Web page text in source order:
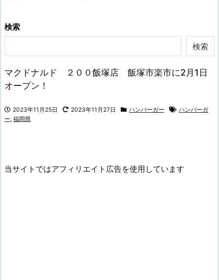
検索
検索
マクドナルド ２００飯塚店 飯塚市楽市に2月1日
オープン！
2023年11月25日 2023年11月27日 ハンバーガー
ハンバーガ
ー, 福岡県
当サイトではアフィリエイト広告を使用しています